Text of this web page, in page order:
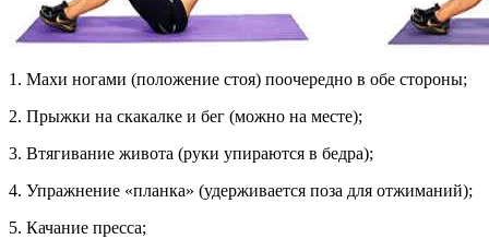
1. Махи ногами (положение стоя) поочередно в обе стороны;
2. Прыжки на скакалке и бег (можно на месте);
3. Втягивание живота (руки упираются в бедра);
4. Упражнение «планка» (удерживается поза для отжиманий);
5. Качание пресса;